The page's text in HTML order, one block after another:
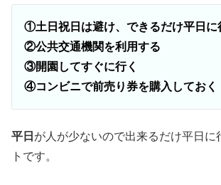
①土日祝日は避け、できるだけ平日に
②公共交通機関を利用する
③開園してすぐに行く
④コンビニで前売り券を購入しておく
平日 が人が少ないので出来るだけ平日に
トです。